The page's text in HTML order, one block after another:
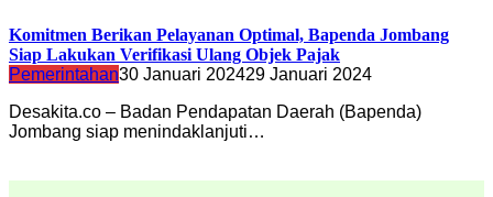
Komitmen Berikan Pelayanan Optimal, Bapenda Jombang
Siap Lakukan Verifikasi Ulang Objek Pajak
Pemerintahan30 Januari 202429 Januari 2024
Desakita.co – Badan Pendapatan Daerah (Bapenda)
Jombang siap menindaklanjuti…